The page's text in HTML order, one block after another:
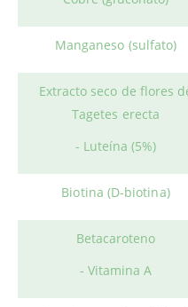
Manganeso (sulfato)
Extracto seco de flores
Tagetes erecta
- Luteína (5%)
Biotina (D-biotina)
Betacaroteno
- Vitamina A